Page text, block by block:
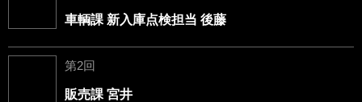
車輌課 新入庫点検担当 後藤
第2回
販売課 宮井